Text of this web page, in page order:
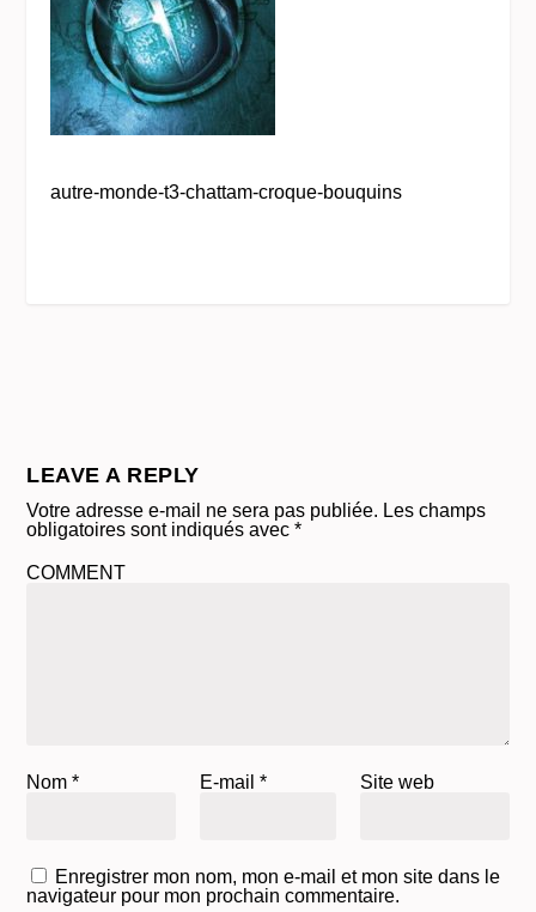
autre-monde-t3-chattam-croque-bouquins
LEAVE A REPLY
Votre adresse e-mail ne sera pas publiée. Les champs
obligatoires sont indiqués avec*
COMMENT
Nom* E-mail * Site web
Enregistrer mon nom, mon e-mail et mon site dans le
navigateur pour mon prochain commentaire.